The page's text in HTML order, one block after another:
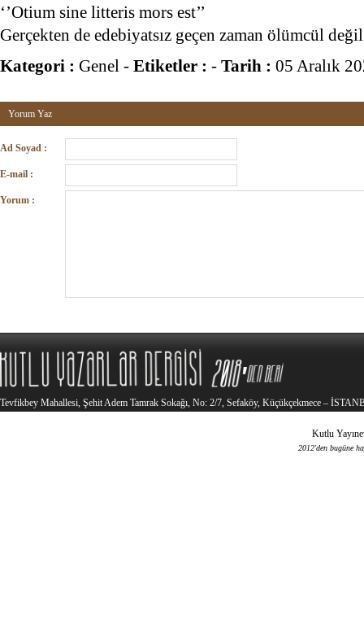
‘’Otium sine litteris mors est’’
Gerçekten de edebiyatsız geçen zaman ölümcül
Kategori : Genel - Etiketler : - Tarih : 05 Aralık
Yorum Yaz
Ad Soyad :
E-mail :
Yorum :
Tevfikbey Mahallesi, Şehit Adem Tamrak Sokağı, No: 2/7, Sefaköy, Küçükçekmece –
Kutlu
2012'den bugüne